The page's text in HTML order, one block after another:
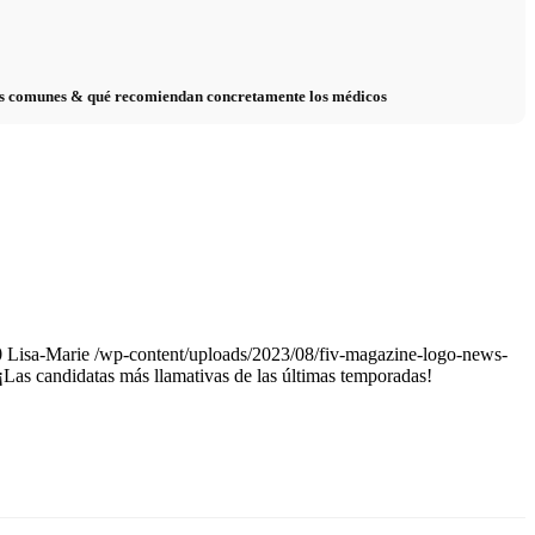
& qué recomiendan concretamente los médicos
Lisa-Marie /wp-content/uploads/2023/08/fiv-magazine-logo-news-
candidatas más llamativas de las últimas temporadas!